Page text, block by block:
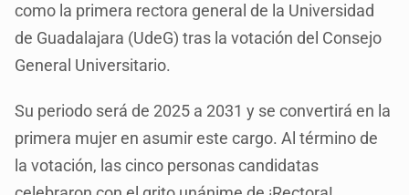
como la primera rectora general de la Universidad
de Guadalajara (UdeG) tras la votación del Consejo
General Universitario.
Su periodo será de 2025 a 2031 y se convertirá en la
primera mujer en asumir este cargo. Al término de
la votación, las cinco personas candidatas